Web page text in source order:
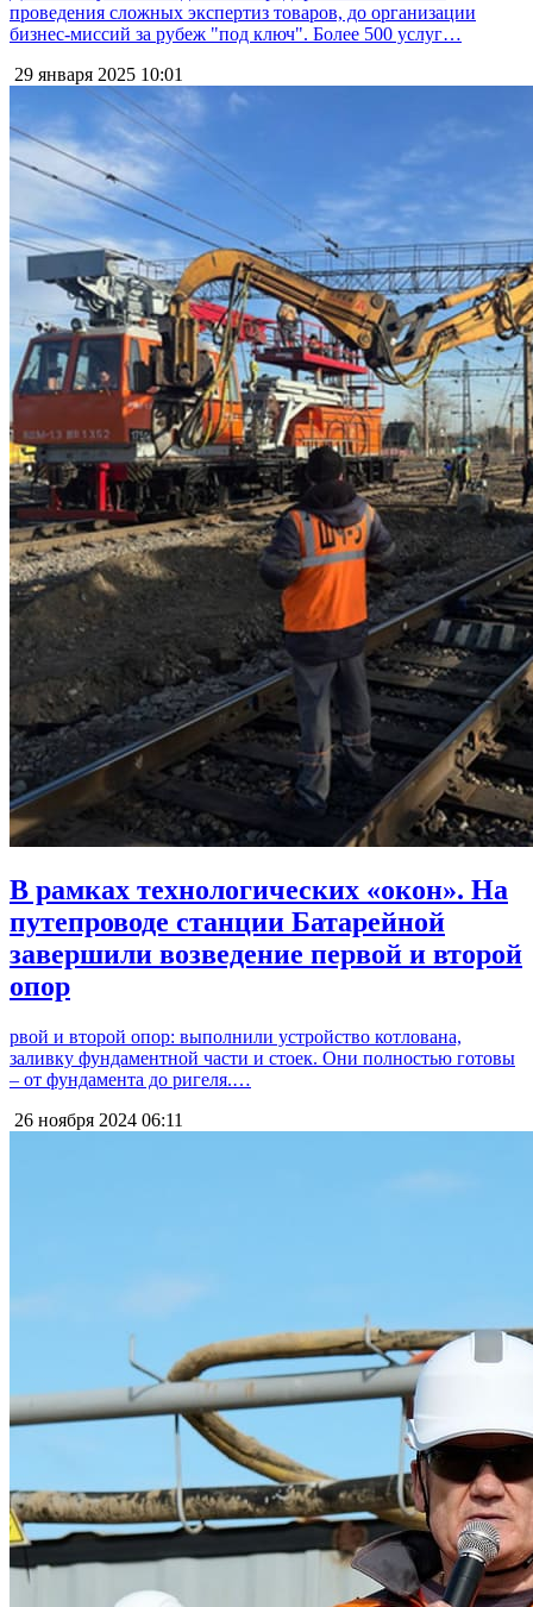
проведения сложных экспертиз товаров, до организации
бизнес-миссий за рубеж "под ключ". Более 500 услуг…
29 января 2025 10:01
В рамках технологических «окон». На
путепроводе станции Батарейной
завершили возведение первой и второй
опор
рвой и второй опор: выполнили устройство котлована,
заливку фундаментной части и стоек. Они полностью готовы
– от фундамента до ригеля.…
26 ноября 2024 06:11